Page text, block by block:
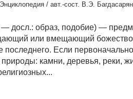
/ авт.-сост. В.Э.
досл.: образ, подобие) —
или вмещающий
последнего. Если
камни, деревья, реки,